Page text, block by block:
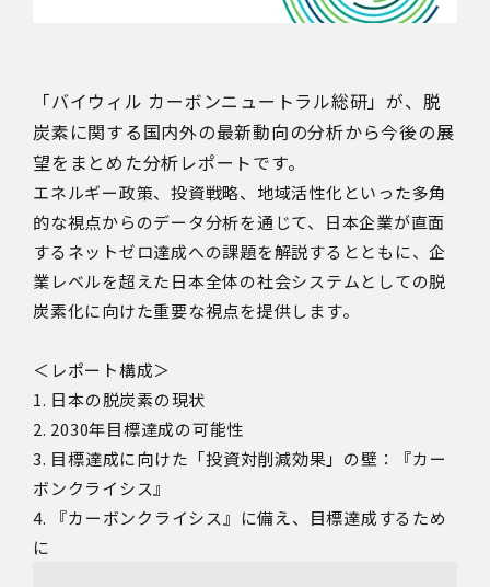
「バイウィル カーボンニュートラル総研」が、脱
炭素に関する国内外の最新動向の分析から今後の展
望をまとめた分析レポートです。
エネルギー政策、投資戦略、地域活性化といった多角
的な視点からのデータ分析を通じて、日本企業が直面
するネットゼロ達成への課題を解説するとともに、企
業レベルを超えた日本全体の社会システムとしての脱
炭素化に向けた重要な視点を提供します。
＜レポート構成＞
1. 日本の脱炭素の現状
2. 2030年目標達成の可能性
3. 目標達成に向けた「投資対削減効果」の壁：『カー
ボンクライシス』
4. 『カーボンクライシス』に備え、目標達成するため
に